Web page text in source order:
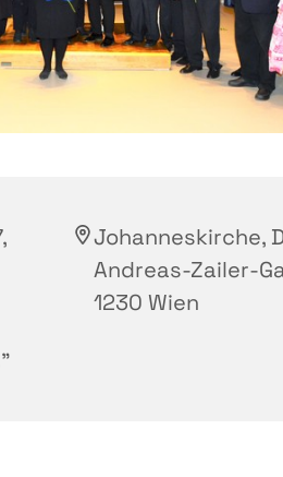
Johanneskirche,
Andreas-Zailer-
1230 Wien